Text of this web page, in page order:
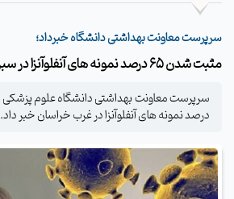
سرپرست معاونت بهداشتی دانشگاه خبرداد؛
مثبت شدن 65 درصد نمونه های آنفلوآنزا در سبزوار
درصد نمونه های آنفلوآنزا در غرب خراسان خبر داد.